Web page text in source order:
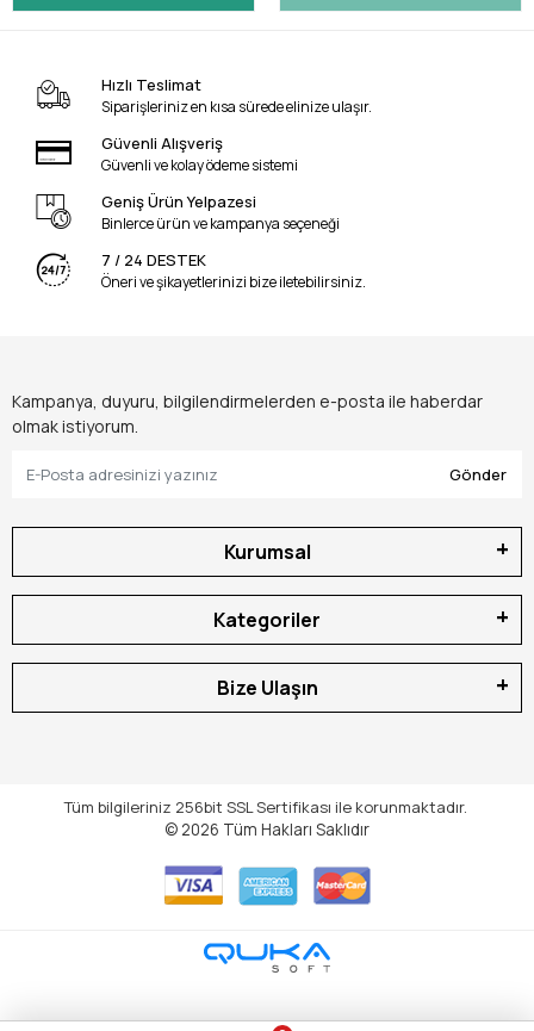
Hızlı Teslimat
Siparişleriniz en kısa sürede elinize ulaşır.
Güvenli Alışveriş
Güvenli ve kolay ödeme sistemi
Geniş Ürün Yelpazesi
Binlerce ürün ve kampanya seçeneği
7 / 24 DESTEK
Öneri ve şikayetlerinizi bize iletebilirsiniz.
Kampanya, duyuru, bilgilendirmelerden e-posta ile haberdar
olmak istiyorum.
Gönder
Kurumsal
Kategoriler
Bize Ulaşın
Tüm bilgileriniz 256bit SSL Sertifikası ile korunmaktadır.
© 2026 Tüm Hakları Saklıdır